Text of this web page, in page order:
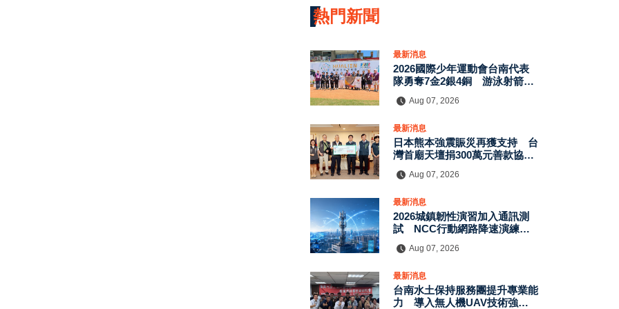
熱門新聞
最新消息
2026國際少年運動會台南代表
隊勇奪7金2銀4銅 游泳射箭籃
Aug 07, 2026
最新消息
日本熊本強震賑災再獲支持 台
灣首廟天壇捐300萬元善款協助
Aug 07, 2026
最新消息
2026城鎮韌性演習加入通訊測
試 NCC行動網路降速演練驗
Aug 07, 2026
最新消息
台南水土保持服務團提升專業能
力 導入無人機UAV技術強化